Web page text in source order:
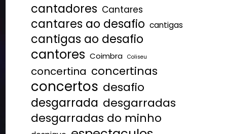
cantadores Cantares
cantares ao desafio cantigas
cantigas ao desafio
cantores Coimbra Coliseu
concertina concertinas
concertos desafio
desgarrada desgarradas
desgarradas do minho